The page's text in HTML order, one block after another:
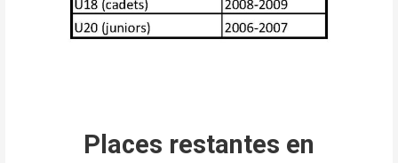
Places restantes en